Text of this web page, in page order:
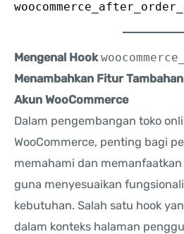
Mengenal Hook
Menambahkan Fitur
Akun WooCommerce
Dalam pengembangan toko
WooCommerce, penting bagi
memahami dan
guna menyesuaikan
kebutuhan. Salah satu hook
dalam konteks halaman